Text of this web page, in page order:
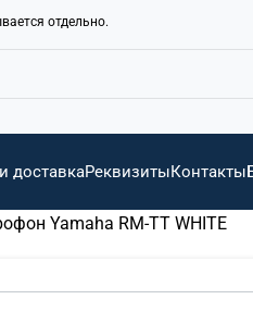
отдельно.
доставкаРеквизитыКонтакты
Yamaha RM-TT WHITE